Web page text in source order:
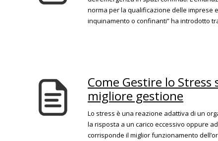
norma per la qualificazione delle imprese
inquinamento o confinanti” ha introdotto
Come Gestire lo
migliore gestione
Lo stress è una reazione adattiva di un
la risposta a un carico eccessivo oppure
corrisponde il miglior funzionamento